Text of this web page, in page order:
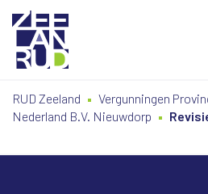
naar
naarRUD Zeeland Vergunningen
Nederland B.V. Nieuwdorp